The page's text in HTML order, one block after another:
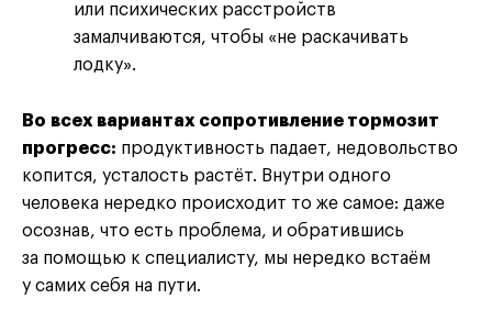
или психических расстройств
замалчиваются, чтобы «не раскачивать
лодку».
Во всех вариантах сопротивление тормозит
прогресс: продуктивность падает, недовольство
копится, усталость растёт. Внутри одного
человека нередко происходит то же самое: даже
осознав, что есть проблема, и обратившись
за помощью к специалисту, мы нередко встаём
у самих себя на пути.